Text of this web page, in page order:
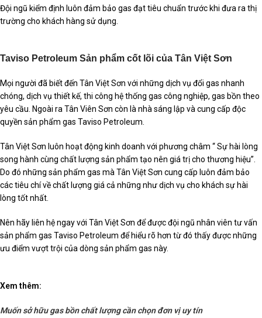
Đội ngũ kiểm định luôn đảm bảo gas đạt tiêu chuẩn trước khi đưa ra thị
trường cho khách hàng sử dụng.
Taviso Petroleum Sản phẩm cốt lõi của Tân Việt Sơn
Mọi người đã biết đến Tân Việt Sơn với những dịch vụ đổi gas nhanh
chóng, dịch vụ thiết kế, thi công hệ thống gas công nghiệp, gas bồn theo
yêu cầu. Ngoài ra Tân Viên Sơn còn là nhà sáng lập và cung cấp độc
quyền sản phẩm gas Taviso Petroleum.
Tân Việt Sơn luôn hoạt động kinh doanh với phương châm “ Sự hài lòng
song hành cùng chất lượng sản phẩm tạo nên giá trị cho thương hiệu”.
Do đó những sản phẩm gas mà Tân Việt Sơn cung cấp luôn đảm bảo
các tiêu chí về chất lượng giá cả những như dịch vụ cho khách sự hài
lòng tốt nhất.
Nên hãy liên hệ ngay với Tân Việt Sơn để được đội ngũ nhân viên tư vấn
sản phẩm gas Taviso Petroleum để hiểu rõ hơn từ đó thấy được những
ưu điểm vượt trội của dòng sản phẩm gas này.
Xem thêm:
Muốn sở hữu gas bồn chất lượng cần chọn đơn vị uy tín